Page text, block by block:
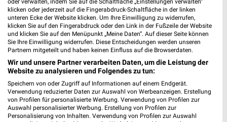
oder verwalten, indem Sie auf die Schaltfläche „Einstellungen verwalten“
klicken oder jederzeit auf die Fingerabdruck-Schaltfläche in der linken
unteren Ecke der Website klicken. Um Ihre Einwilligung zu widerrufen,
klicken Sie auf den Fingerabdruck oder den Link in der Fußzeile der Website
und klicken Sie auf den Menüpunkt „Meine Daten“. Auf dieser Seite können
Sie Ihre Einwilligung widerrufen. Diese Entscheidungen werden unseren
Partnern mitgeteilt und haben keinen Einfluss auf die Browserdaten.
Wir und unsere Partner verarbeiten Daten, um die Leistung der
Website zu analysieren und Folgendes zu tun:
Speichern von oder Zugriff auf Informationen auf einem Endgerät.
Verwendung reduzierter Daten zur Auswahl von Werbeanzeigen. Erstellung
von Profilen für personalisierte Werbung. Verwendung von Profilen zur
Auswahl personalisierter Werbung. Erstellung von Profilen zur
Personalisierung von Inhalten. Verwendung von Profilen zur Auswahl